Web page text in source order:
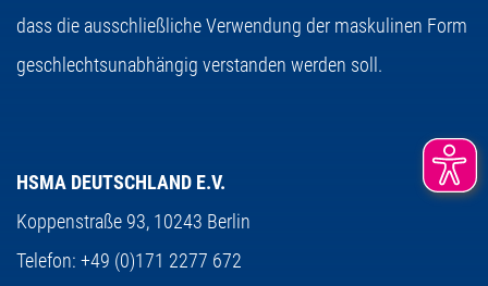
dass die ausschließliche Verwendung der maskulinen Form
geschlechtsunabhängig verstanden werden soll.
HSMA DEUTSCHLAND E.V.
Koppenstraße 93, 10243 Berlin
Telefon: +49 (0)171 2277 672